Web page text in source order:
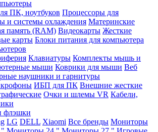
ПК, ноутбуков Процессоры для
и системы охлаждения Материнские
память (RAM) Видеокарты Жесткие
карты Блоки питания для компьютера
Клавиатуры Комплекты мышь и
мыши Коврики для мыши Веб
наушники и гарнитуры
ИБП для ПК Внешние жесткие
Очки и шлемы VR Кабели,
флэшки
LG DELL Xiaomi Все бренды Мониторы